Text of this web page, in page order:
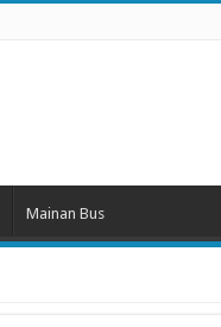
Mainan Bus